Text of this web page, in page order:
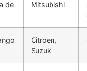
de
Mitsubishi
Citroen,
Suzuki